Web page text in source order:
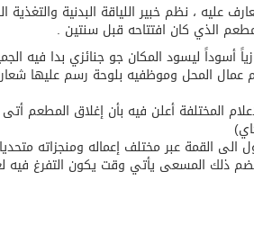
ومتخصصة في مجال الطاقة
، نظم خبير اللياقة البدنية والتغذية
الذي كان افتتاحه قبل سنتين .
زياً أسوداً ليسود المكان جو جنائزي بدا فيه
عمال المحل وموظفيه بلوحة رسم عليها
المختلفة أعلن فيه بأن إغلاق
القمة عبر مختلف إعماله ومنجزاته
ذلك المسعى يأتي وقت يكون التفرغ فيه